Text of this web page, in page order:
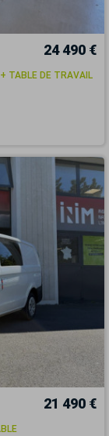
24 490 €
TABLE DE TRAVAIL
21 490 €